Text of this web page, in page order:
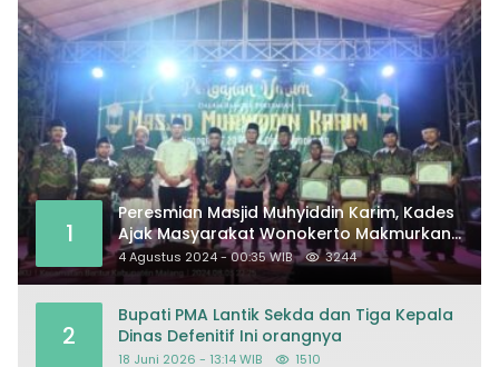
1
Peresmian Masjid Muhyiddin Karim, Kades
Ajak Masyarakat Wonokerto Makmurkan
Masjid
4 Agustus 2024 - 00:35 WIB 3244
2
Bupati PMA Lantik Sekda dan Tiga Kepala
Dinas Defenitif Ini orangnya
18 Juni 2026 - 13:14 WIB 1510